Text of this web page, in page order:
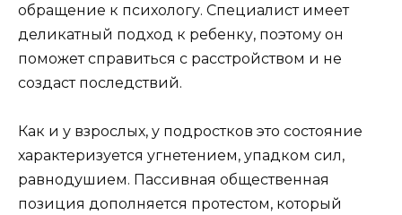
обращение к психологу. Специалист имеет
деликатный подход к ребенку, поэтому он
поможет справиться с расстройством и не
создаст последствий.
Как и у взрослых, у подростков это состояние
характеризуется угнетением, упадком сил,
равнодушием. Пассивная общественная
позиция дополняется протестом, который